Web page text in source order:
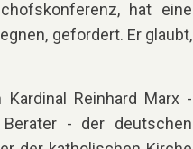
hat eine
gefordert. Er glaubt,
Reinhard Marx -
- der deutschen